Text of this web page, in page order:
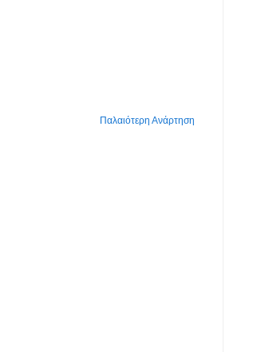
Παλαιότερη Ανάρτηση